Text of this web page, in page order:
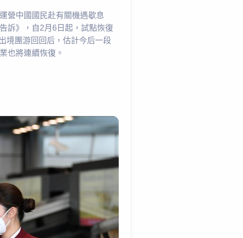
營中國國民赴有關機遇歇息
訴》，自2月6日起，試點恢復
境團游回回后，估計今后一段
也將連續恢復。